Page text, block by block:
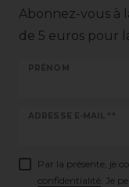
Abonnez-vous à
de 5 euros pour
PRÉNOM
ADRESSE E-MAIL **
Par la présente, je
confidentialité . Je